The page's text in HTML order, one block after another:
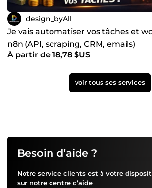
design_byAll
Je vais automatiser vos tâches et
n8n (API, scraping, CRM, emails)
À partir de 18,78 $US
Voir tous ses services
Besoin d’aide ?
Notre service clients est à votre
sur notre centre d’aide